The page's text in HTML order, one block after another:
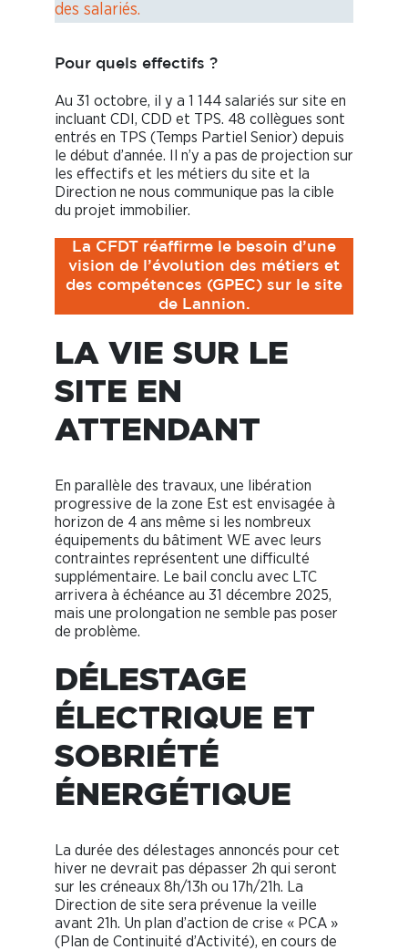
des salariés.
Pour quels effectifs ?
Au 31 octobre, il y a 1 144 salariés sur site en
incluant CDI, CDD et TPS. 48 collègues sont
entrés en TPS (Temps Partiel Senior) depuis
le début d’année. Il n’y a pas de projection sur
les effectifs et les métiers du site et la
Direction ne nous communique pas la cible
du projet immobilier.
La CFDT réaffirme le besoin d’une
vision de l’évolution des métiers et
des compétences (GPEC) sur le site
de Lannion.
LA VIE SUR LE
SITE EN
ATTENDANT
En parallèle des travaux, une libération
progressive de la zone Est est envisagée à
horizon de 4 ans même si les nombreux
équipements du bâtiment WE avec leurs
contraintes représentent une difficulté
supplémentaire. Le bail conclu avec LTC
arrivera à échéance au 31 décembre 2025,
mais une prolongation ne semble pas poser
de problème.
DÉLESTAGE
ÉLECTRIQUE ET
SOBRIÉTÉ
ÉNERGÉTIQUE
La durée des délestages annoncés pour cet
hiver ne devrait pas dépasser 2h qui seront
sur les créneaux 8h/13h ou 17h/21h. La
Direction de site sera prévenue la veille
avant 21h. Un plan d’action de crise « PCA »
(Plan de Continuité d’Activité), en cours de